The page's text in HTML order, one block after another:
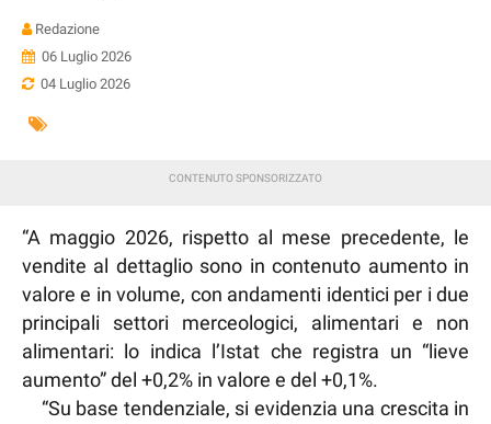
Redazione
06 Luglio 2026
04 Luglio 2026
“A maggio 2026, rispetto al mese precedente, le
vendite al dettaglio sono in contenuto aumento in
valore e in volume, con andamenti identici per i due
principali settori merceologici, alimentari e non
alimentari: lo indica l’Istat che registra un “lieve
aumento” del +0,2% in valore e del +0,1%.
“Su base tendenziale, si evidenzia una crescita in